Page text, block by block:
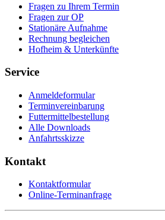
Fragen zu Ihrem Termin
Fragen zur OP
Stationäre Aufnahme
Rechnung begleichen
Hofheim & Unterkünfte
Service
Anmeldeformular
Terminvereinbarung
Futtermittelbestellung
Alle Downloads
Anfahrtsskizze
Kontakt
Kontaktformular
Online-Terminanfrage